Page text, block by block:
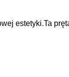
estetyki.Ta